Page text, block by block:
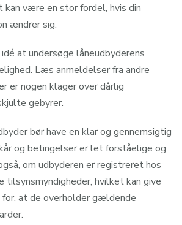
kan være en stor fordel, hvis din
ændrer sig.
at undersøge låneudbyderens
Læs anmeldelser fra andre
er nogen klager over dårlig
gebyrer.
bør have en klar og gennemsigtig
og betingelser er let forståelige og
om udbyderen er registreret hos
tilsynsmyndigheder, hvilket kan give
for, at de overholder gældende